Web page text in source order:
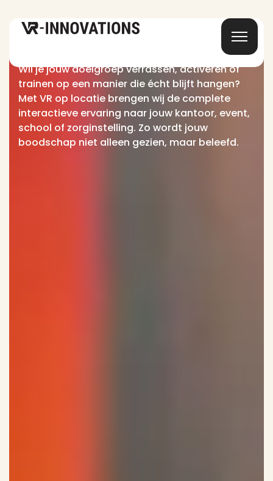
Wil je jouw doelgroep verrassen, activeren of
trainen op een manier die écht blijft hangen?
Met VR op locatie brengen wij de complete
interactieve ervaring naar jouw kantoor, event,
school of zorginstelling. Zo wordt jouw
boodschap niet alleen gezien, maar beleefd.